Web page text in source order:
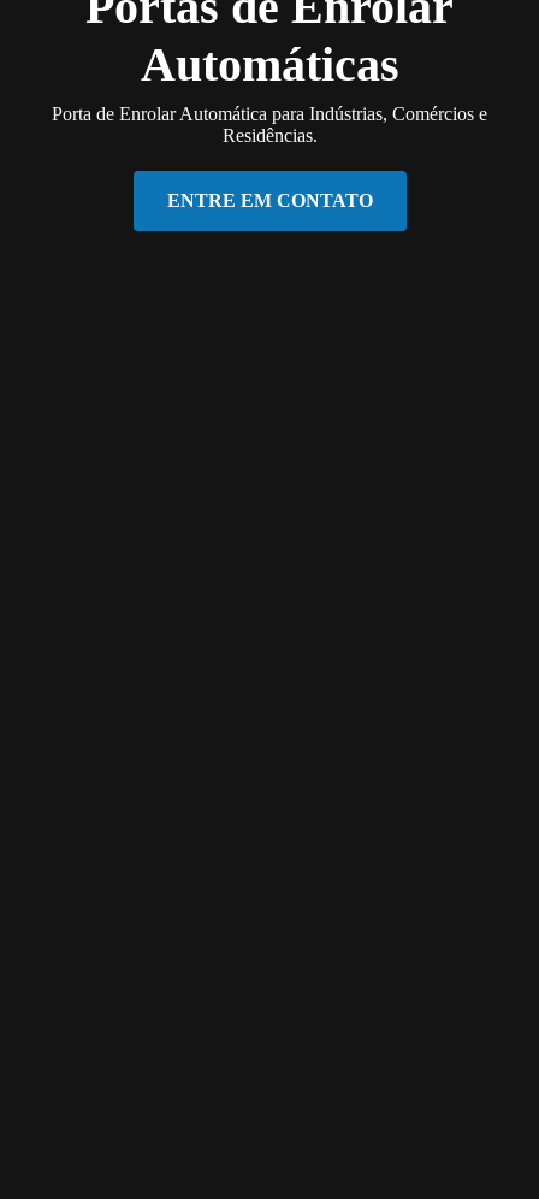
Automáticas
Porta de Enrolar Automática para Indústrias, Comércios e
Residências.
ENTRE EM CONTATO